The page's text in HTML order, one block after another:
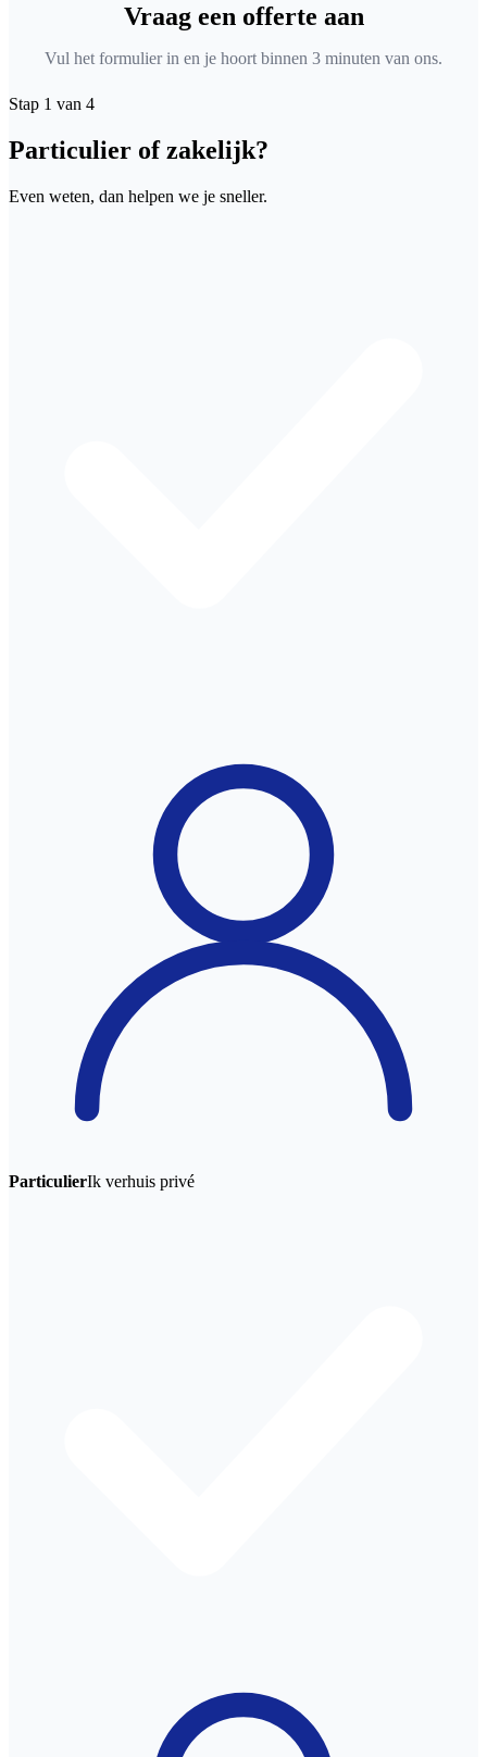
Vraag een offerte aan
Vul het formulier in en je hoort binnen 3 minuten van ons.
Stap 1 van 4
Particulier of zakelijk?
Even weten, dan helpen we je sneller.
ParticulierIk verhuis privé